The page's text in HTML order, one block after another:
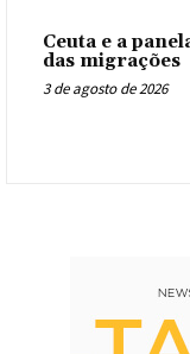
Ceuta e a
das migrações
3 de agosto de 2026